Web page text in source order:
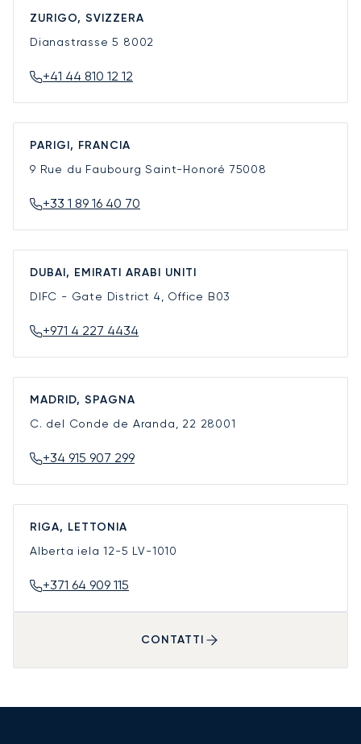
ZURIGO, SVIZZERA
Dianastrasse 5 8002
+41 44 810 12 12
PARIGI, FRANCIA
9 Rue du Faubourg Saint-Honoré 75008
+33 1 89 16 40 70
DUBAI, EMIRATI ARABI UNITI
DIFC - Gate District 4, Office B03
+971 4 227 4434
MADRID, SPAGNA
C. del Conde de Aranda, 22 28001
+34 915 907 299
RIGA, LETTONIA
Alberta iela 12-5 LV-1010
+371 64 909 115
CONTATTI